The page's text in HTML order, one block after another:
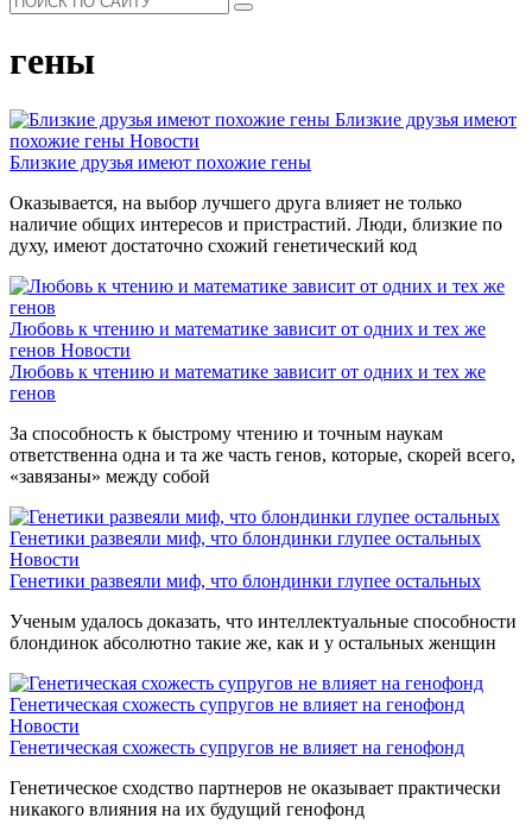
гены
Близкие друзья имеют
похожие гены Новости
Близкие друзья имеют похожие гены
Оказывается, на выбор лучшего друга влияет не только
наличие общих интересов и пристрастий. Люди, близкие по
духу, имеют достаточно схожий генетический код
Любовь к чтению и математике зависит от одних и тех же
генов Новости
Любовь к чтению и математике зависит от одних и тех же
генов
За способность к быстрому чтению и точным наукам
ответственна одна и та же часть генов, которые, скорей всего,
«завязаны» между собой
Генетики развеяли миф, что блондинки глупее остальных
Новости
Генетики развеяли миф, что блондинки глупее остальных
Ученым удалось доказать, что интеллектуальные способности
блондинок абсолютно такие же, как и у остальных женщин
Генетическая схожесть супругов не влияет на генофонд
Новости
Генетическая схожесть супругов не влияет на генофонд
Генетическое сходство партнеров не оказывает практически
никакого влияния на их будущий генофонд